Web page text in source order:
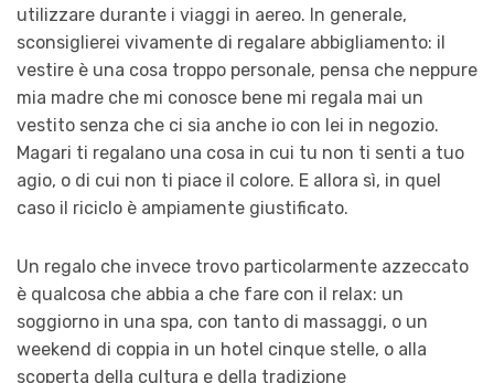
utilizzare durante i viaggi in aereo. In generale,
sconsiglierei vivamente di regalare abbigliamento: il
vestire è una cosa troppo personale, pensa che neppure
mia madre che mi conosce bene mi regala mai un
vestito senza che ci sia anche io con lei in negozio.
Magari ti regalano una cosa in cui tu non ti senti a tuo
agio, o di cui non ti piace il colore. E allora sì, in quel
caso il riciclo è ampiamente giustificato.
Un regalo che invece trovo particolarmente azzeccato
è qualcosa che abbia a che fare con il relax: un
soggiorno in una spa, con tanto di massaggi, o un
weekend di coppia in un hotel cinque stelle, o alla
scoperta della cultura e della tradizione